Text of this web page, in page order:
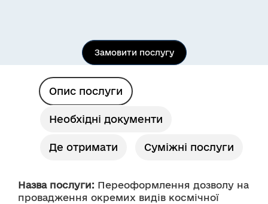
Замовити послугу
Опис послуги
Необхідні документи
Де отримати Суміжні послуги
Назва послуги: Переоформлення дозволу на
провадження окремих видів космічної